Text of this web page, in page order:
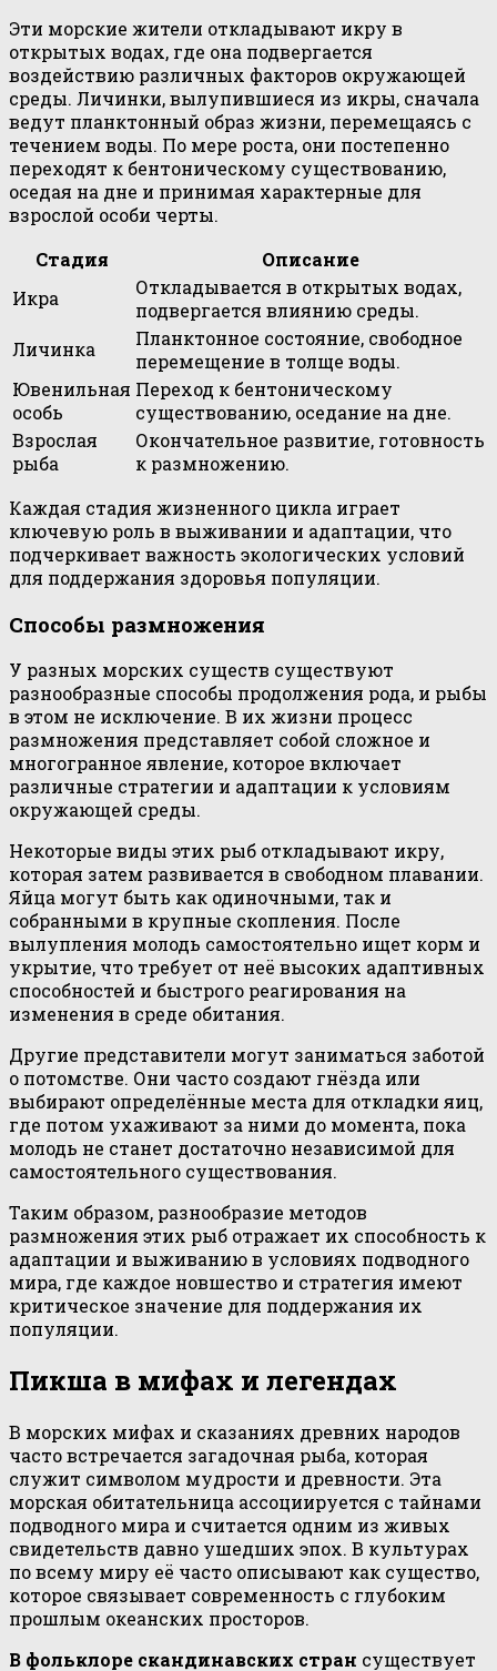
Эти морские жители откладывают икру в
открытых водах, где она подвергается
воздействию различных факторов окружающей
среды. Личинки, вылупившиеся из икры, сначала
ведут планктонный образ жизни, перемещаясь с
течением воды. По мере роста, они постепенно
переходят к бентоническому существованию,
оседая на дне и принимая характерные для
взрослой особи черты.
Стадия
Описание
Икра
Откладывается в открытых водах,
подвергается влиянию среды.
Личинка
Планктонное состояние, свободное
перемещение в толще воды.
Ювенильная
особь
Переход к бентоническому
существованию, оседание на дне.
Взрослая
рыба
Окончательное развитие, готовность
к размножению.
Каждая стадия жизненного цикла играет
ключевую роль в выживании и адаптации, что
подчеркивает важность экологических условий
для поддержания здоровья популяции.
Способы размножения
У разных морских существ существуют
разнообразные способы продолжения рода, и рыбы
в этом не исключение. В их жизни процесс
размножения представляет собой сложное и
многогранное явление, которое включает
различные стратегии и адаптации к условиям
окружающей среды.
Некоторые виды этих рыб откладывают икру,
которая затем развивается в свободном плавании.
Яйца могут быть как одиночными, так и
собранными в крупные скопления. После
вылупления молодь самостоятельно ищет корм и
укрытие, что требует от неё высоких адаптивных
способностей и быстрого реагирования на
изменения в среде обитания.
Другие представители могут заниматься заботой
о потомстве. Они часто создают гнёзда или
выбирают определённые места для откладки яиц,
где потом ухаживают за ними до момента, пока
молодь не станет достаточно независимой для
самостоятельного существования.
Таким образом, разнообразие методов
размножения этих рыб отражает их способность к
адаптации и выживанию в условиях подводного
мира, где каждое новшество и стратегия имеют
критическое значение для поддержания их
популяции.
Пикша в мифах и легендах
В морских мифах и сказаниях древних народов
часто встречается загадочная рыба, которая
служит символом мудрости и древности. Эта
морская обитательница ассоциируется с тайнами
подводного мира и считается одним из живых
свидетельств давно ушедших эпох. В культурах
по всему миру её часто описывают как существо,
которое связывает современность с глубоким
прошлым океанских просторов.
В фольклоре скандинавских стран существует